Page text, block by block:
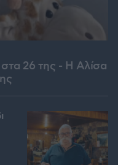
26 της - Η Αλίσα